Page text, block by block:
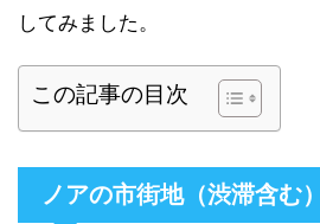
してみました。
この記事の目次
ノアの市街地（渋滞含む